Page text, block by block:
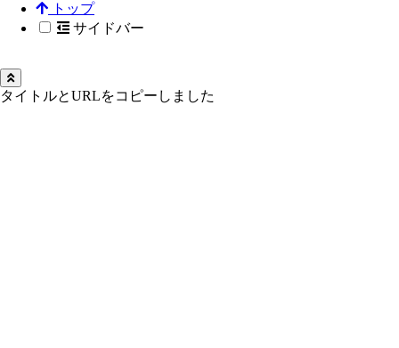
トップ
サイドバー
タイトルとURLをコピーしました